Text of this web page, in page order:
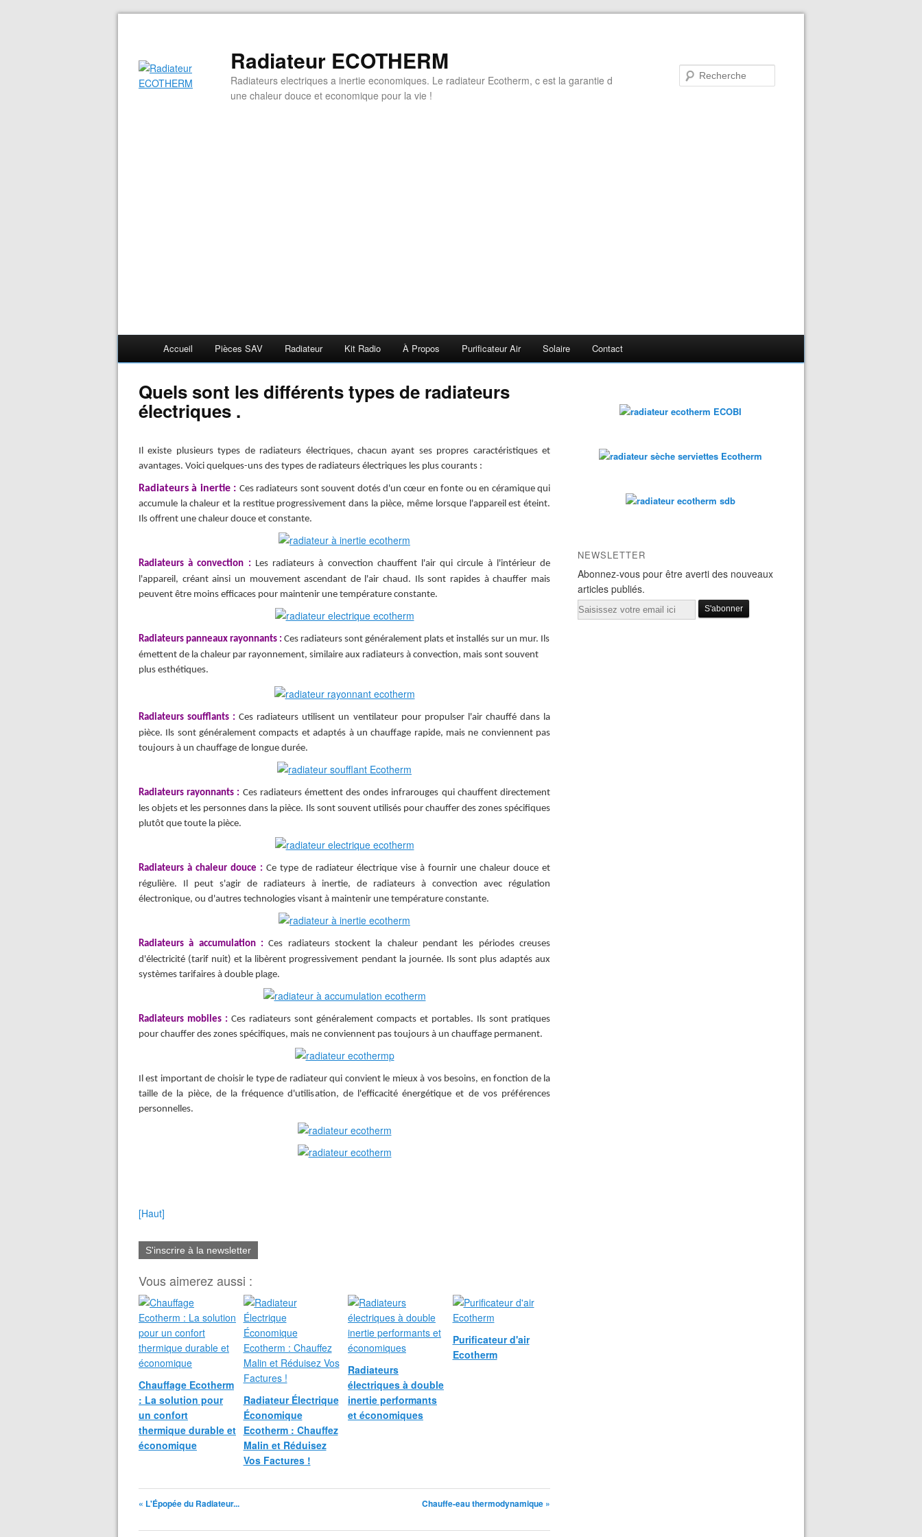
Radiateur ECOTHERM
Radiateurs electriques a inertie economiques. Le radiateur Ecotherm, c est la garantie d
une chaleur douce et economique pour la vie !
Accueil Pièces SAV Radiateur Kit Radio À Propos Purificateur Air Solaire Contact
Quels sont les différents types de radiateurs
électriques .
Il existe plusieurs types de radiateurs électriques, chacun ayant ses propres caractéristiques et
avantages. Voici quelques-uns des types de radiateurs électriques les plus courants :
Radiateurs à inertie : Ces radiateurs sont souvent dotés d'un cœur en fonte ou en céramique qui
accumule la chaleur et la restitue progressivement dans la pièce, même lorsque l'appareil est éteint.
Ils offrent une chaleur douce et constante.
Radiateurs à convection : Les radiateurs à convection chauffent l'air qui circule à l'intérieur de
l'appareil, créant ainsi un mouvement ascendant de l'air chaud. Ils sont rapides à chauffer mais
peuvent être moins efficaces pour maintenir une température constante.
Radiateurs panneaux rayonnants : Ces radiateurs sont généralement plats et installés sur un mur. Ils
émettent de la chaleur par rayonnement, similaire aux radiateurs à convection, mais sont souvent
plus esthétiques.
Radiateurs soufflants :Ces radiateurs utilisent un ventilateur pour propulser l'air chauffé dans la
pièce. Ils sont généralement compacts et adaptés à un chauffage rapide, mais ne conviennent pas
toujours à un chauffage de longue durée.
Radiateurs rayonnants : Ces radiateurs émettent des ondes infrarouges qui chauffent directement
les objets et les personnes dans la pièce. Ils sont souvent utilisés pour chauffer des zones spécifiques
plutôt que toute la pièce.
Radiateurs à chaleur douce : Ce type de radiateur électrique vise à fournir une chaleur douce et
régulière. Il peut s'agir de radiateurs à inertie, de radiateurs à convection avec régulation
électronique, ou d'autres technologies visant à maintenir une température constante.
Radiateurs à accumulation :Ces radiateurs stockent la chaleur pendant les périodes creuses
d'électricité (tarif nuit) et la libèrent progressivement pendant la journée. Ils sont plus adaptés aux
systèmes tarifaires à double plage.
Radiateurs mobiles : Ces radiateurs sont généralement compacts et portables. Ils sont pratiques
pour chauffer des zones spécifiques, mais ne conviennent pas toujours à un chauffage permanent.
Il est important de choisir le type de radiateur qui convient le mieux à vos besoins, en fonction de la
taille de la pièce, de la fréquence d'utilisation, de l'efficacité énergétique et de vos préférences
personnelles.
[Haut]
S'inscrire à la newsletter
Vous aimerez aussi :
Chauffage Ecotherm
: La solution pour
un confort
thermique durable et
économique
Radiateur Électrique
Économique
Ecotherm : Chauffez
Malin et Réduisez
Vos Factures !
Radiateurs
électriques à double
inertie performants
et économiques
Purificateur d'air
Ecotherm
« L'Épopée du Radiateur... Chauffe-eau thermodynamique »
NEWSLETTER
Abonnez-vous pour être averti des nouveaux
articles publiés.
Email